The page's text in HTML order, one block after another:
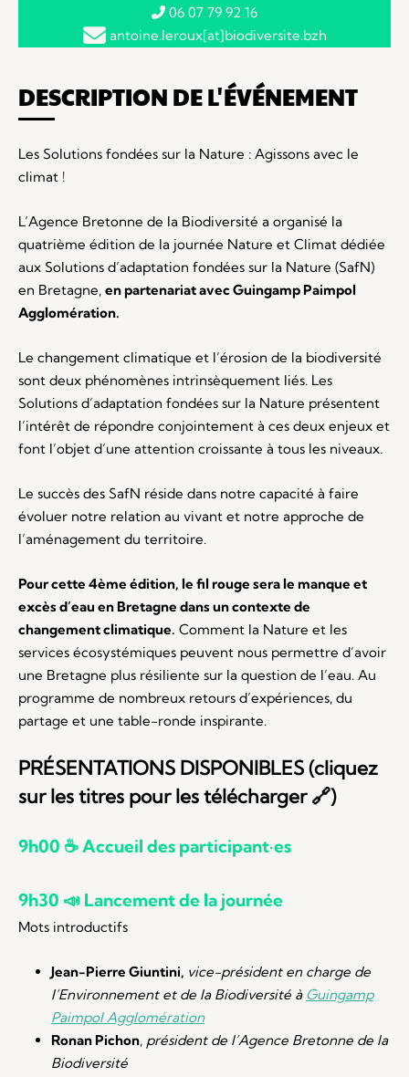
06 07 79 92 16
antoine.leroux[at]biodiversite.bzh
DESCRIPTION DE L'ÉVÉNEMENT
Les Solutions fondées sur la Nature : Agissons avec le
climat !
L’Agence Bretonne de la Biodiversité a organisé la
quatrième édition de la journée Nature et Climat dédiée
aux Solutions d’adaptation fondées sur la Nature (SafN)
en Bretagne, en partenariat avec Guingamp Paimpol
Agglomération.
Le changement climatique et l’érosion de la biodiversité
sont deux phénomènes intrinsèquement liés. Les
Solutions d’adaptation fondées sur la Nature présentent
l’intérêt de répondre conjointement à ces deux enjeux et
font l’objet d’une attention croissante à tous les niveaux.
Le succès des SafN réside dans notre capacité à faire
évoluer notre relation au vivant et notre approche de
l’aménagement du territoire.
Pour cette 4ème édition, le fil rouge sera le manque et
excès d’eau en Bretagne dans un contexte de
changement climatique. Comment la Nature et les
services écosystémiques peuvent nous permettre d’avoir
une Bretagne plus résiliente sur la question de l’eau. Au
programme de nombreux retours d’expériences, du
partage et une table-ronde inspirante.
PRÉSENTATIONS DISPONIBLES (cliquez
sur les titres pour les télécharger 🔗)
9h00 ☕ Accueil des participant·es
9h30 📣 Lancement de la journée
Mots introductifs
Jean-Pierre Giuntini, vice-président en charge de
l’Environnement et de la Biodiversité à Guingamp
Paimpol Agglomération
Ronan Pichon, président de l’Agence Bretonne de la
Biodiversité